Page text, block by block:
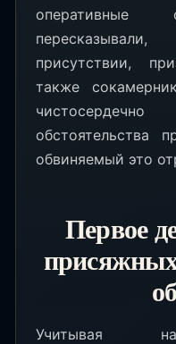
оперативные
присутствии,
также
обстоятельства
обвиняемый это
Первое
Учитывая